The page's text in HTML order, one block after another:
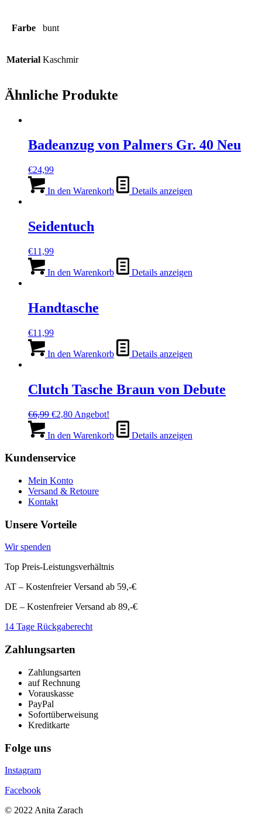
Farbe bunt
Material Kaschmir
Ähnliche Produkte
Badeanzug von Palmers Gr. 40 Neu
€24,99
In den Warenkorb Details anzeigen
Seidentuch
€11,99
In den Warenkorb Details anzeigen
Handtasche
€11,99
In den Warenkorb Details anzeigen
Clutch Tasche Braun von Debute
€6,99 Ursprünglicher
war:
€2,80Aktueller
ist:
Angebot!
In den Warenkorb Details anzeigen
Kundenservice
Mein Konto
Versand & Retoure
Kontakt
Unsere Vorteile
Wir spenden
Top Preis-Leistungsverhältnis
AT – Kostenfreier Versand ab 59,-€
DE – Kostenfreier Versand ab 89,-€
14 Tage Rückgaberecht
Zahlungsarten
Zahlungsarten
auf Rechnung
Vorauskasse
PayPal
Sofortüberweisung
Kreditkarte
Folge uns
Instagram
Facebook
© 2022 Anita Zarach